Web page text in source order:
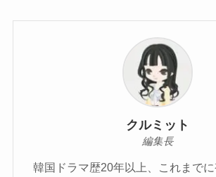
クルミット
編集長
韓国ドラマ歴20年以上、これまで